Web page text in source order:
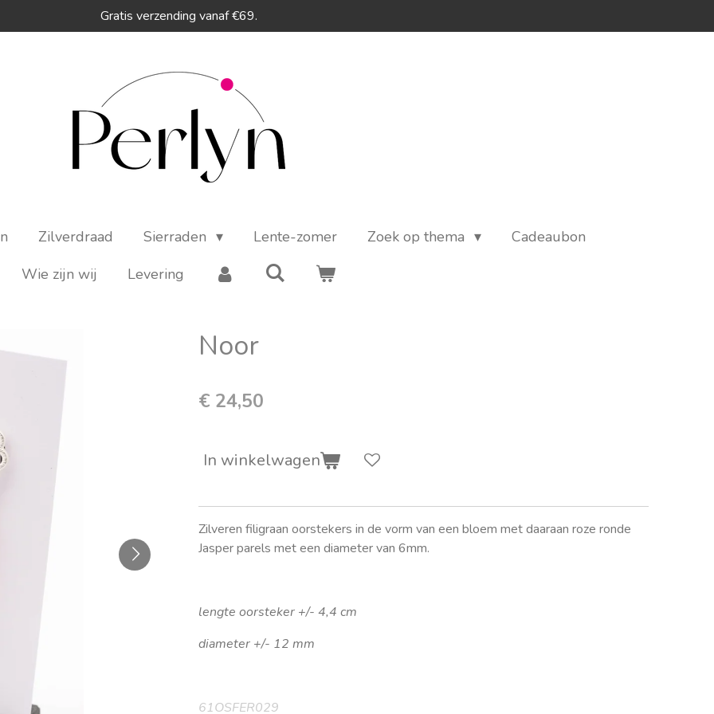
Gratis verzending vanaf €69.
Zilverdraad Sierraden Lente-zomer Zoek op thema
Cadeaubon
Wie zijn wij
Levering
Noor
€ 24,50
In winkelwagen
Zilveren filigraan oorstekers in de vorm van een bloem met daaraan roze ronde
Jasper parels met een diameter van 6mm.
lengte oorsteker +/- 4,4 cm
diameter +/- 12 mm
61OSFER029